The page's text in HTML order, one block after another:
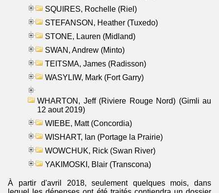
SQUIRES, Rochelle (Riel)
STEFANSON, Heather (Tuxedo)
STONE, Lauren (Midland)
SWAN, Andrew (Minto)
TEITSMA, James (Radisson)
WASYLIW, Mark (Fort Garry)
WHARTON, Jeff (Riviere Rouge Nord) (Gimli au
12 aout 2019)
WIEBE, Matt (Concordia)
WISHART, Ian (Portage la Prairie)
WOWCHUK, Rick (Swan River)
YAKIMOSKI, Blair (Transcona)
À partir d'avril 2018, seulement quelques mois, dans